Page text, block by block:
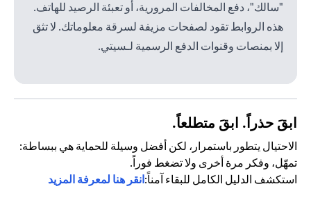
"سالك"، دفع المخالفات المرورية، أو تعبئة الرصيد للهاتف.
هذه الروابط تقود لصفحات مزيفة لسرقة معلوماتك. لا تثق
إلا بمنصات وقنوات الدفع الرسمية لـسيتي.
ابقَ حذراً. ابقَ متطلعاً.
الاحتيال يتطور باستمرار، لكن أفضل وسيلة للحماية هي ببساطة:
تمهّل، وفكر مرة أخرى ولا تضغط فوراً.
استكشف الدليل الكامل للبقاء آمناً:انقر هنا لمعرفة المزيد